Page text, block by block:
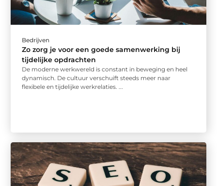
Bedrijven
Zo zorg je voor een goede samenwerking bij
tijdelijke opdrachten
De moderne werkwereld is constant in beweging en heel
dynamisch. De cultuur verschuift steeds meer naar
flexibele en tijdelijke werkrelaties. ...